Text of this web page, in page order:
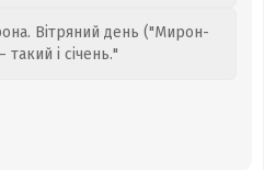
Вітряний день ("Мирон-
і січень."